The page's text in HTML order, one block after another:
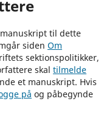
til dette
siden Om
sektionspolitikker,
skal tilmelde
et manuskript. Hvis
på og påbegynde